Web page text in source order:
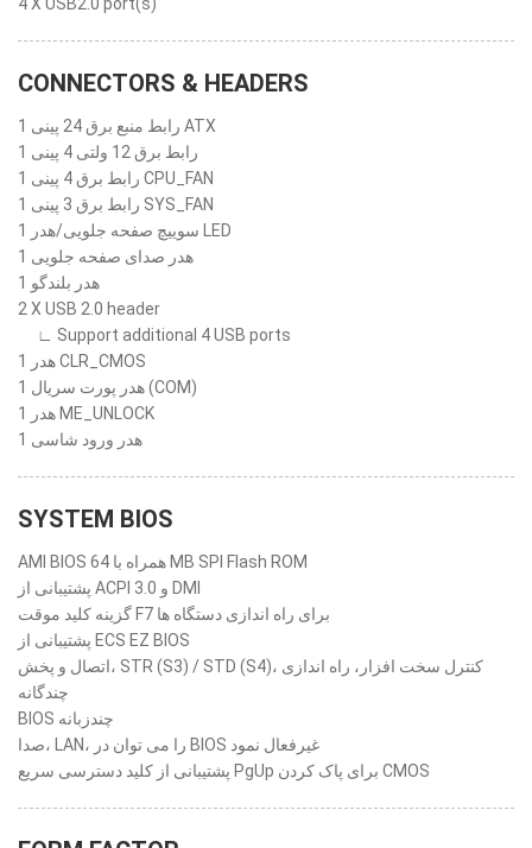
CONNECTORS & HEADERS
1 رابط منبع برق 24 پینی ATX
1 رابط برق 12 ولتی 4 پینی
1 رابط برق 4 پینی CPU_FAN
1 رابط برق 3 پینی SYS_FAN
1 سوییچ صفحه جلویی/هدر LED
1 هدر صدای صفحه جلویی
1 هدر بلندگو
2 X USB 2.0 header
∟ Support additional 4 USB ports
1 هدر CLR_CMOS
1 هدر پورت سریال (COM)
1 هدر ME_UNLOCK
1 هدر ورود شاسی
SYSTEM BIOS
AMI BIOS همراه با 64 MB SPI Flash ROM
پشتیبانی از ACPI 3.0 و DMI
گزینه کلید موقت F7 برای راه اندازی دستگاه ها
پشتیبانی از ECS EZ BIOS
اتصال و پخش، ‎STR (S3) / STD (S4)‎، کنترل سخت افزار، راه اندازی
چندگانه
BIOS چندزبانه
صدا، LAN، را می توان در BIOS غیرفعال نمود
پشتیبانی از کلید دسترسی سریع PgUp برای پاک کردن CMOS